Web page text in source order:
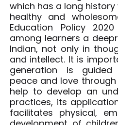
which has a long
healthy and
Education Policy
among learners a
Indian, not only in
and intellect. It is
generation is guided
peace and love
help to develop an
practices, its
facilitates physical,